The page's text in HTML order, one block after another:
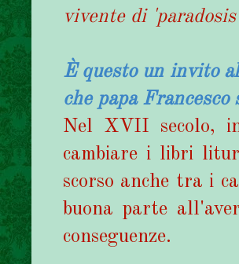
vivente di
È questo un invito
che papa
Nel XVII secolo,
cambiare i libri
scorso anche tra i
buona parte
conseguenze.